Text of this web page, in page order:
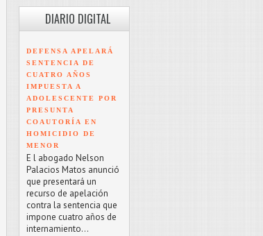
DIARIO DIGITAL
DEFENSA APELARÁ
SENTENCIA DE
CUATRO AÑOS
IMPUESTA A
ADOLESCENTE POR
PRESUNTA
COAUTORÍA EN
HOMICIDIO DE
MENOR
E l abogado Nelson
Palacios Matos anunció
que presentará un
recurso de apelación
contra la sentencia que
impone cuatro años de
internamiento...